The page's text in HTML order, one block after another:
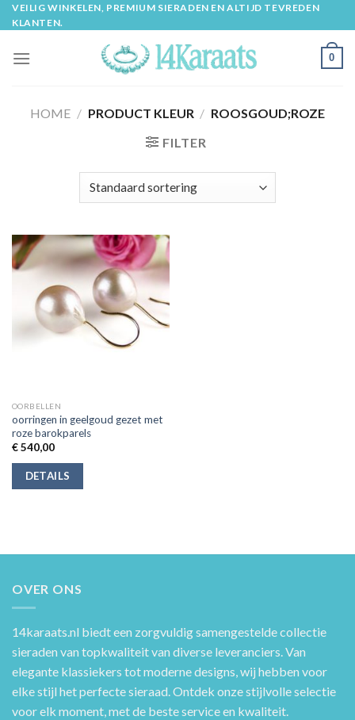
Skip
to
VEILIG WINKELEN, PREMIUM SIERADEN EN ALTIJD TEVREDEN
KLANTEN.
0
HOME / PRODUCT KLEUR / ROOSGOUD;ROZE
FILTER
OORBELLEN
oorringen in geelgoud gezet met
roze barokparels
€540,00
DETAILS
OVER ONS
14karaats.nl biedt een zorgvuldig samengestelde collectie
sieraden van topkwaliteit van diverse leveranciers. Van
elegante klassiekers tot moderne designs, wij hebben voor
elke stijl het perfecte sieraad. Ontdek onze stijlvolle selectie
voor elk moment, met de beste service en kwaliteit.